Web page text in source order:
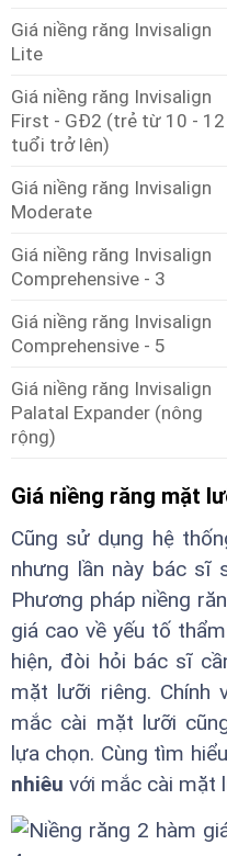
Giá niềng răng Invisalign
Lite
Giá niềng răng Invisalign
First - GĐ2 (trẻ từ 10 - 12
tuổi trở lên)
Giá niềng răng Invisalign
Moderate
Giá niềng răng Invisalign
Comprehensive - 3
Giá niềng răng Invisalign
Comprehensive - 5
Giá niềng răng Invisalign
Palatal Expander (nông
rộng)
Giá niềng răng mặt
Cũng sử dụng hệ
nhưng lần này bác sĩ
Phương pháp niềng
giá cao về yếu tố
hiện, đòi hỏi bác sĩ
mặt lưỡi riêng. Chính
mắc cài mặt lưỡi
lựa chọn. Cùng tìm hiểu
nhiêu với mắc cài mặt